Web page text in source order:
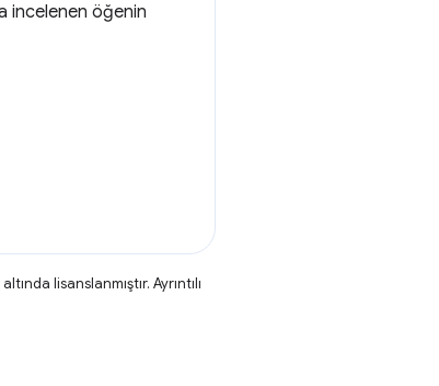
incelenen öğenin
altında lisanslanmıştır. Ayrıntılı